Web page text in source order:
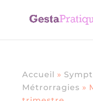
Accueil »
Métrorragies »